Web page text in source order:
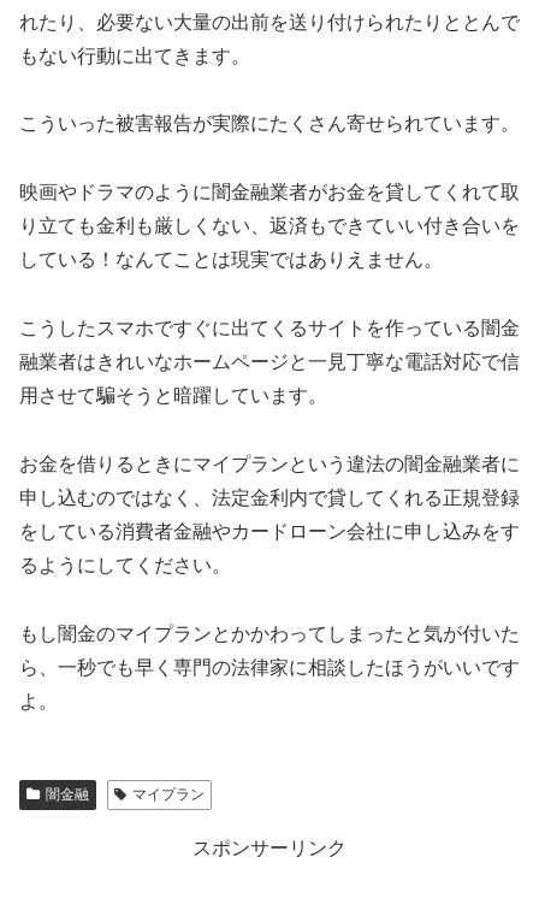
れたり、必要ない大量の出前を送り付けられたりととんで
もない行動に出てきます。
こういった被害報告が実際にたくさん寄せられています。
映画やドラマのように闇金融業者がお金を貸してくれて取
り立ても金利も厳しくない、返済もできていい付き合いを
している！なんてことは現実ではありえません。
こうしたスマホですぐに出てくるサイトを作っている闇金
融業者はきれいなホームページと一見丁寧な電話対応で信
用させて騙そうと暗躍しています。
お金を借りるときにマイプランという違法の闇金融業者に
申し込むのではなく、法定金利内で貸してくれる正規登録
をしている消費者金融やカードローン会社に申し込みをす
るようにしてください。
もし闇金のマイプランとかかわってしまったと気が付いた
ら、一秒でも早く専門の法律家に相談したほうがいいです
よ。
闇金融 マイプラン
スポンサーリンク